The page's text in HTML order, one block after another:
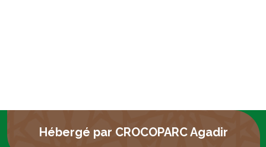
Hébergé par CROCOPARC Agadir